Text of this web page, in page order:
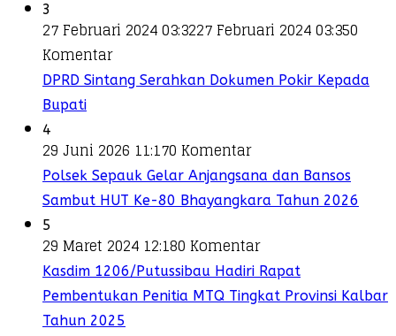
3
27 Februari 2024 03:3227 Februari 2024 03:350
Komentar
DPRD Sintang Serahkan Dokumen Pokir Kepada
Bupati
4
29 Juni 2026 11:170 Komentar
Polsek Sepauk Gelar Anjangsana dan Bansos
Sambut HUT Ke-80 Bhayangkara Tahun 2026
5
29 Maret 2024 12:180 Komentar
Kasdim 1206/Putussibau Hadiri Rapat
Pembentukan Penitia MTQ Tingkat Provinsi Kalbar
Tahun 2025